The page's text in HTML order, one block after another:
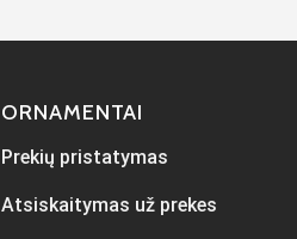
ORNAMENTAI
Prekių pristatymas
Atsiskaitymas už prekes